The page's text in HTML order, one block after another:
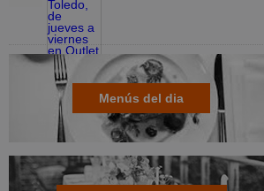
Menús del dia